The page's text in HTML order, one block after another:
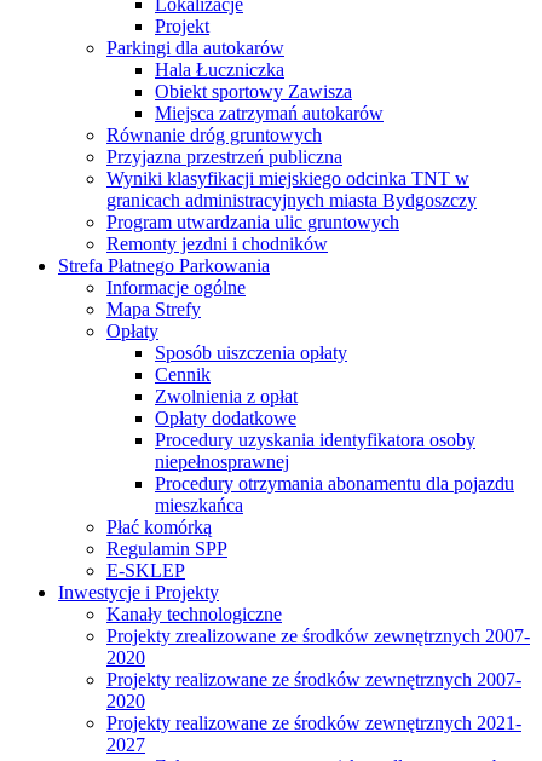
Projekt
Parkingi dla autokarów
Hala Łuczniczka
Obiekt sportowy Zawisza
Miejsca zatrzymań autokarów
Równanie dróg gruntowych
Przyjazna przestrzeń publiczna
Wyniki klasyfikacji miejskiego odcinka TNT w
granicach administracyjnych miasta Bydgoszczy
Program utwardzania ulic gruntowych
Remonty jezdni i chodników
Strefa Płatnego Parkowania
Informacje ogólne
Mapa Strefy
Opłaty
Sposób uiszczenia opłaty
Cennik
Zwolnienia z opłat
Opłaty dodatkowe
Procedury uzyskania identyfikatora osoby
niepełnosprawnej
Procedury otrzymania abonamentu dla pojazdu
mieszkańca
Płać komórką
Regulamin SPP
E-SKLEP
Inwestycje i Projekty
Kanały technologiczne
Projekty zrealizowane ze środków zewnętrznych 2007-
2020
Projekty realizowane ze środków zewnętrznych 2007-
2020
Projekty realizowane ze środków zewnętrznych 2021-
2027